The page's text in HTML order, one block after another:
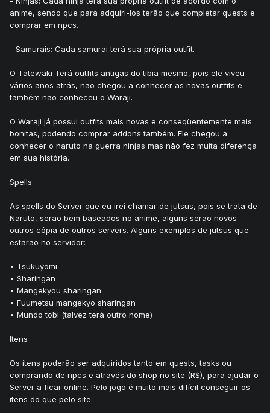
anime, sendo que para adquiri-los terão que completar quests e
comprar em npcs.
- Samurais: Cada samurai terá sua própria outfit.
O Tatewaki Terá outfits antigas do tibia mesmo, pois ele viveu
vários anos atrás, não chegou a conhecer as novas outfits e
também não conheceu o Waraji.
O Waraji já possui outfits mais novas e conseqüentemente mais
bonitas, podendo comprar addons também. Ele chegou a
conhecer o naruto na guerra ninjas mas não fez muita diferença
em sua história.
Spells
As spells do Server que eu irei chamar de jutsus, pois se trata de
Naruto, serão bem baseados no anime, alguns serão novos
outros cópia de outros servers. Alguns exemplos de jutsus que
estarão no servidor:
• Tsukuyomi
• Sharingan
• Mangekyou sharingan
• Fuumetsu mangekyo sharingan
• Mundo tobi (talvez terá outro nome)
Itens
Os itens poderão ser adquiridos tanto em quests, tasks ou
comprando de npcs e através do shop no site (R$), para ajudar o
Server a ficar online. Pelo jogo é muito mais difícil conseguir os
itens do que pelo site.